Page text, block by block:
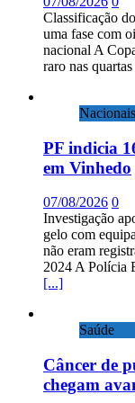
Classificação
uma fase com
nacional A
raro nas quartas
Nacionais
PF indicia
em Vinhedo
07/08/2026 0
Investigação
gelo com
não eram
2024 A Polícia
[...]
Saúde
Câncer de
chegam